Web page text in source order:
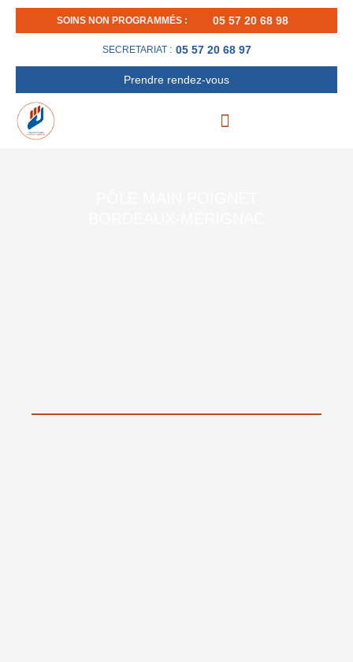
Aller
SOINS NON PROGRAMMÉS : 05 57 20 68 98
SECRETARIAT : 05 57 20 68 97
Prendre rendez-vous